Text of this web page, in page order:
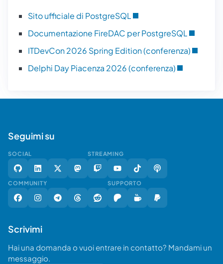
Sito ufficiale di PostgreSQL
Documentazione FireDAC per PostgreSQL
ITDevCon 2026 Spring Edition (conferenza)
Delphi Day Piacenza 2026 (conferenza)
Seguimi su
SOCIAL STREAMING
COMMUNITY SUPPORTO
Scrivimi
Hai una domanda o vuoi entrare in contatto? Mandami un
messaggio.